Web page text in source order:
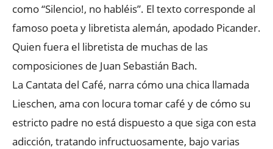
como “Silencio!, no habléis”. El texto corresponde al
famoso poeta y libretista alemán, apodado Picander.
Quien fuera el libretista de muchas de las
composiciones de Juan Sebastián Bach.
La Cantata del Café, narra cómo una chica llamada
Lieschen, ama con locura tomar café y de cómo su
estricto padre no está dispuesto a que siga con esta
adicción, tratando infructuosamente, bajo varias